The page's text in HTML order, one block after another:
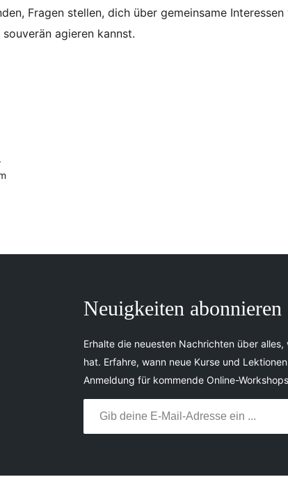
Fragen stellen, dich über gemeinsame
agieren kannst.
Neuigkeiten abonnieren
Erhalte die neuesten Nachrichten über
hat. Erfahre, wann neue Kurse und
Anmeldung für kommende Online-
Gib deine E-Mail-Adresse ein …